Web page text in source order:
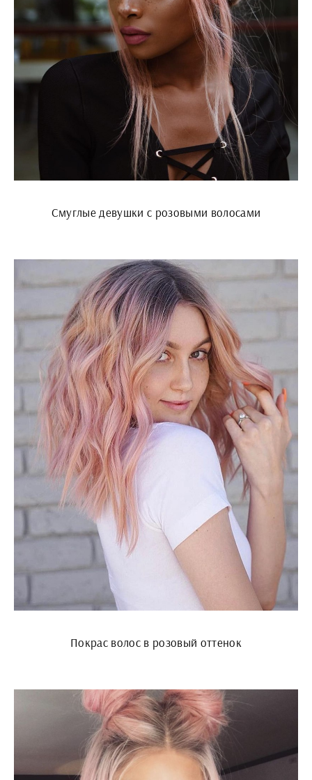
Смуглые девушки с розовыми волосами
Покрас волос в розовый оттенок